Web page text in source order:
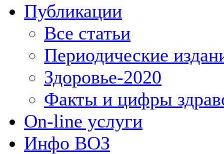
Публикации
Все статьи
Периодические
Здоровье-2020
Факты и цифры
On-line услуги
Инфо ВОЗ